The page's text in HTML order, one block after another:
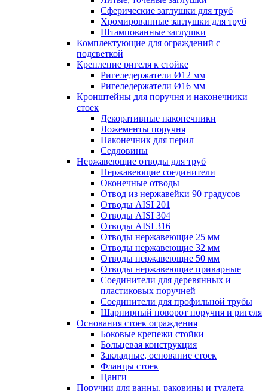
Сферические заглушки для труб
Хромированные заглушки для труб
Штампованные заглушки
Комплектующие для ограждений с
подсветкой
Крепление ригеля к стойке
Ригеледержатели Ø12 мм
Ригеледержатели Ø16 мм
Кронштейны для поручня и наконечники
стоек
Декоративные наконечники
Ложементы поручня
Наконечник для перил
Седловины
Нержавеющие отводы для труб
Нержавеющие соединители
Оконечные отводы
Отвод из нержавейки 90 градусов
Отводы AISI 201
Отводы AISI 304
Отводы AISI 316
Отводы нержавеющие 25 мм
Отводы нержавеющие 32 мм
Отводы нержавеющие 50 мм
Отводы нержавеющие приварные
Соединители для деревянных и
пластиковых поручней
Соединители для профильной трубы
Шарнирный поворот поручня и ригеля
Основания стоек ограждения
Боковые крепежи стойки
Больцевая конструкция
Закладные, основание стоек
Фланцы стоек
Цанги
Поручни для ванны, раковины и туалета